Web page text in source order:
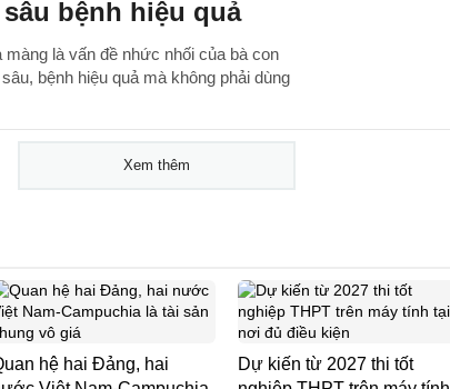
bệnh hiệu quả
là vấn đề nhức nhối của bà con
bệnh hiệu quả mà không phải dùng
Xem thêm
hệ hai Đảng, hai
Dự kiến từ 2027 thi tốt